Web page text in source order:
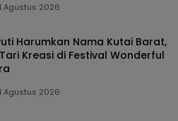
Agustus 2026
Harumkan Nama Kutai Barat,
Kreasi di Festival Wonderful
Agustus 2026